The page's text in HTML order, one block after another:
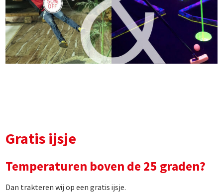
Gratis ijsje
Temperaturen boven de 25 graden?
Dan trakteren wij op een gratis ijsje.